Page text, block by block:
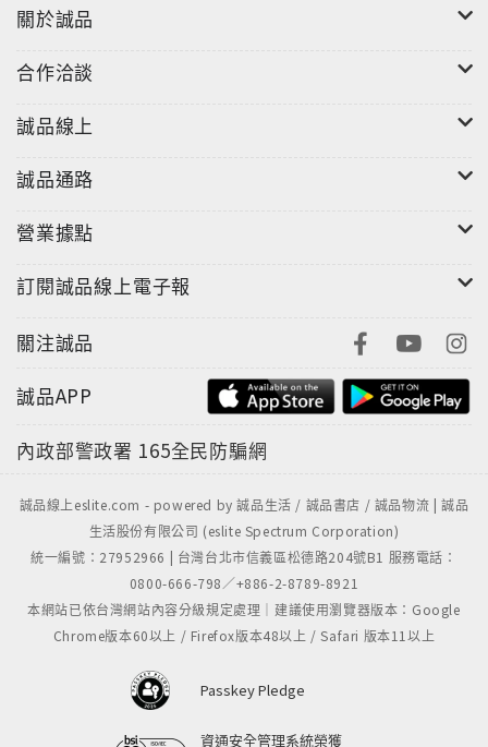
關於誠品
合作洽談
誠品線上
誠品通路
營業據點
訂閱誠品線上電子報
關注誠品
誠品APP
內政部警政署 165全民防騙網
誠品線上eslite.com - powered by 誠品生活 / 誠品書店 / 誠品物流 | 誠品
生活股份有限公司 (eslite Spectrum Corporation)
統一編號：27952966 | 台灣台北市信義區松德路204號B1 服務電話：
0800-666-798／+886-2-8789-8921
本網站已依台灣網站內容分級規定處理｜建議使用瀏覽器版本：Google
Chrome版本60以上 / Firefox版本48以上 / Safari 版本11以上
Passkey Pledge
資通安全管理系統榮獲